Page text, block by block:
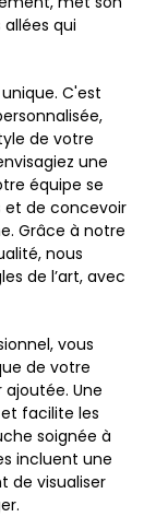
qui
C'est
de votre
une
équipe se
et de concevoir
Grâce à notre
nous
de l’art, avec
vous
de votre
Une
facilite les
soignée à
incluent une
de visualiser